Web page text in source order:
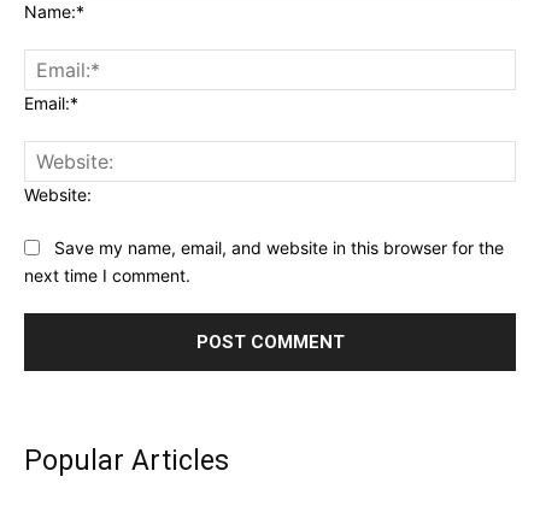
Name:*
Email:*
Website:
Save my name, email, and website in this browser for the
next time I comment.
Popular Articles